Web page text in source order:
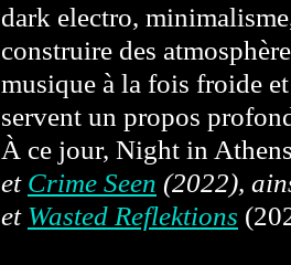
dark electro,
construire des
musique à la fois froide
servent un propos
À ce jour, Night in
et Crime Seen (2022),
et Wasted Reflektions